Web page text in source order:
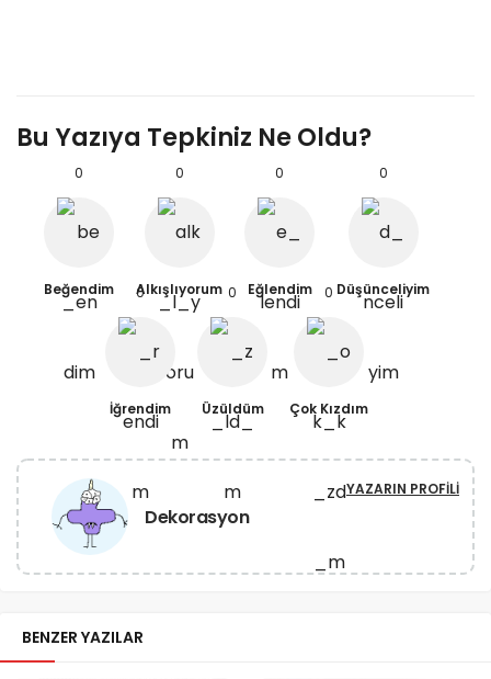
Bu Yazıya Tepkiniz Ne Oldu?
0
Beğendim
0
Alkışlıyorum
0
Eğlendim
0
Düşünceliyim
0
İğrendim
0
Üzüldüm
0
Çok Kızdım
Dekorasyon
YAZARIN PROFILI
BENZER YAZILAR